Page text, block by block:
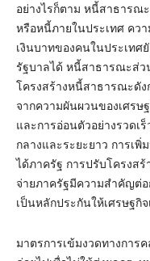
อย่างไรก็ตาม หนี้สาธารณ
หรือหนี้ภายในประเทศ คว
เงินบาทของคนในประเทศ
รัฐบาลได้ หนี้สาธารณะส่ว
โครงสร้างหนี้สาธารณะดัง
จากความผันผวนของเศรษ
และการอ่อนตัวอย่างรวดเ
กลางและระยะยาว การเ
ได้ภาครัฐ การปรับโครงส
จ่ายภาครัฐมีความสำคัญต่
เป็นหลักประกันให้เศรษฐกิ
มาตรการเข้มงวดทางการ